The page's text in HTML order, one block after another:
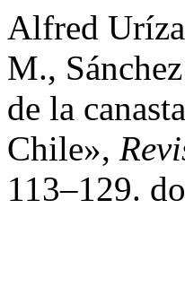
Alfred
M.,
de la
Chile»,
113–129.